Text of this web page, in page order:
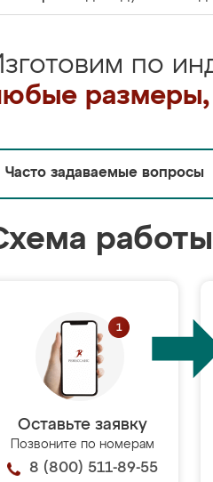
по
размеры,
Часто задаваемые вопросы
работы
Оставьте заявку
Позвоните по номерам
8 (800) 511-89-55